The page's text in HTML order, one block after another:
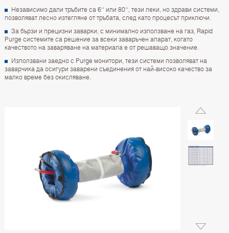
Независимо дали тръбите са 6‘‘ или 80‘‘, тези леки, но здрави системи,
позволяват лесно изтегляне от тръбата, след като процесът приключи.
За бързи и прецизни заварки, с минимално използване на газ, Rapid
Purge системите са решение за всеки заваръчен апарат, когато
качеството на заваряване на материала е от решаващо значение.
Използвани заедно с Purge монитори, тези системи позволяват на
заварчика да осигури заварени съединения от най-високо качество за
малко време без окисляване.